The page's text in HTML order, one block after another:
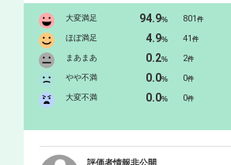
大変満足 94.9% 801件
ほぼ満足 4.9% 41件
まあまあ 0.2% 2件
やや不満 0.0% 0件
大変不満 0.0% 0件
評価者情報非公開